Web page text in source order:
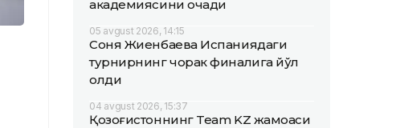
академиясини очади
05 avgust 2026, 14:15
Соня Жиенбаева Испаниядаги
турнирнинг чорак финалига йўл
олди
04 avgust 2026, 15:37
Қозоғистоннинг Team KZ жамоаси